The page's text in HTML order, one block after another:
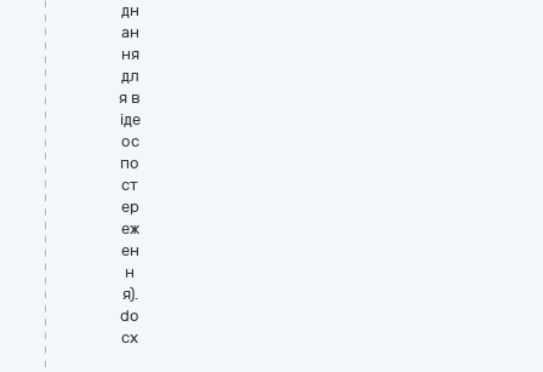
дн
ан
ня
дл
я в
іде
ос
по
ст
ер
еж
ен
н
я).
do
cx